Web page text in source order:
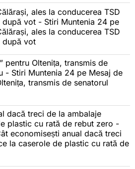
ales la conducerea TSD
vot - Stiri Muntenia 24 pe
ales la conducerea TSD
după vot
pentru Oltenița, transmis de
- Stiri Muntenia 24 pe Mesaj de
transmis de senatorul
dacă treci de la ambalaje
plastic cu rată de rebut zero -
economisești anual dacă treci
la caserole de plastic cu rată de